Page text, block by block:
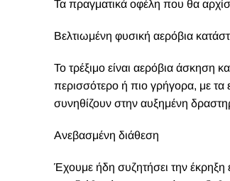
Τα πραγματικά οφέλη που θα
Βελτιωμένη φυσική αερόβια
Το τρέξιμο είναι αερόβια άσκηση
περισσότερο ή πιο γρήγορα, με
συνηθίζουν στην αυξημένη
Ανεβασμένη διάθεση
Έχουμε ήδη συζητήσει την έκρηξη